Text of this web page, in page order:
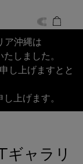
ア沖縄は
しました。
し上げますとと
上げます。
ギャラリ